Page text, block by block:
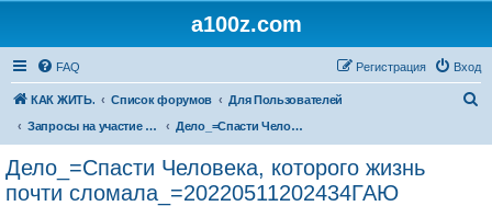
a100z.com
FAQ Вход
Регистрация
КАК ЖИТЬ. Список форумов
Для Пользователей
Запросы на участие ( в деле, задаче, бизнесе, проблеме ).
Дело_=Спасти Человека, которого жизнь почти сломала_=20220511202434ГАЮ
Дело_=Спасти Человека, которого жизнь
почти сломала_=20220511202434ГАЮ